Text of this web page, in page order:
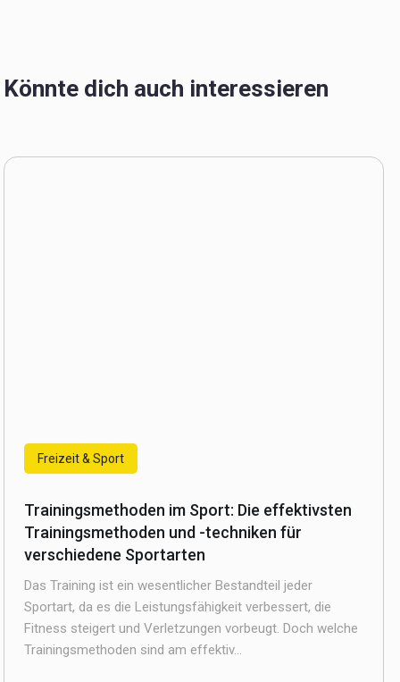
Könnte dich auch interessieren
Freizeit & Sport
Trainingsmethoden im Sport: Die effektivsten
Trainingsmethoden und -techniken für
verschiedene Sportarten
Das Training ist ein wesentlicher Bestandteil jeder
Sportart, da es die Leistungsfähigkeit verbessert, die
Fitness steigert und Verletzungen vorbeugt. Doch welche
Trainingsmethoden sind am effektiv...